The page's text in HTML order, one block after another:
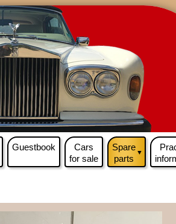
Guestbook
Cars
for sale
Spare
parts
▼